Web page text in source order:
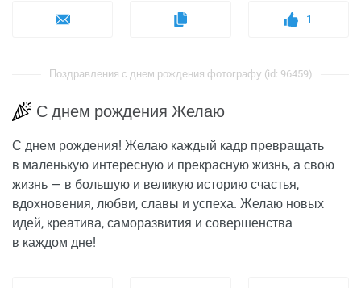
1
Поздравления с днем рождения фотографу (id: 96459)
С днем рождения Желаю
С днем рождения! Желаю каждый кадр превращать
в маленькую интересную и прекрасную жизнь, а свою
жизнь — в большую и великую историю счастья,
вдохновения, любви, славы и успеха. Желаю новых
идей, креатива, саморазвития и совершенства
в каждом дне!